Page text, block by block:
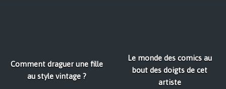
Comment draguer une fille
au style vintage ?
Le monde des comics au
bout des doigts de cet
artiste